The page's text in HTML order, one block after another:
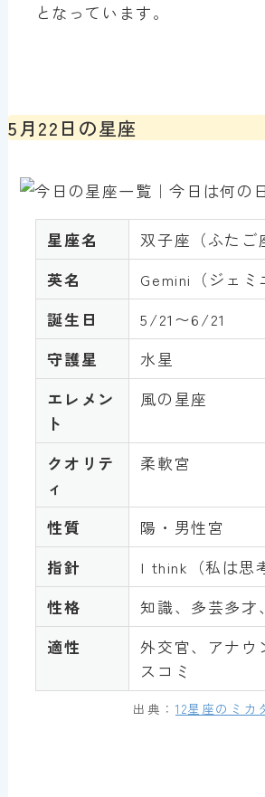
となっています。
5月22日の星座
星座名
双子座（ふたご
英名
Gemini（ジェミ
誕生日
5/21〜6/21
守護星
水星
エレメン
ト
風の星座
クオリテ
ィ
柔軟宮
性質
陽・男性宮
指針
I think（私は思
性格
知識、多芸多才
適性
外交官、アナウ
スコミ
出典： 12星座のミカ